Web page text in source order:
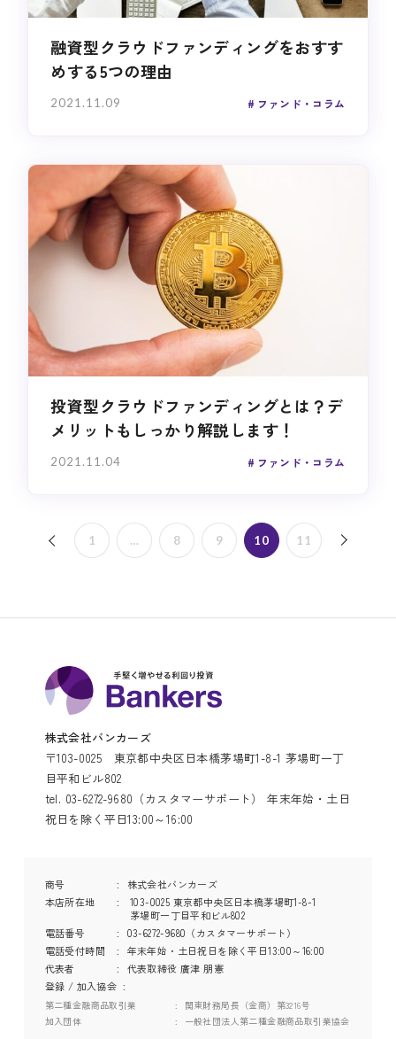
融資型クラウドファンディングをおすす
めする5つの理由
2021.11.09 ファンド・コラム
投資型クラウドファンディングとは？デ
メリットもしっかり解説します！
2021.11.04 ファンド・コラム
1 … 8 9 10 11
株式会社バンカーズ
〒103-0025 東京都中央区日本橋茅場町1-8-1 茅場町一丁
目平和ビル802
tel. 03-6272-9680（カスタマーサポート） 年末年始・土日
祝日を除く平日13:00～16:00
商号
株式会社バンカーズ
本店所在地
103-0025 東京都中央区日本橋茅場町1-8-1
茅場町一丁目平和ビル802
電話番号
03-6272-9680（カスタマーサポート）
電話受付時間
年末年始・土日祝日を除く平日13:00～16:00
代表者
代表取締役 廣津 朋憲
登録 / 加入協会
第二種金融商品取引業
関東財務局長（金商）第3216号
加入団体
一般社団法人第二種金融商品取引業協会